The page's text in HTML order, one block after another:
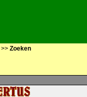
>> Zoeken